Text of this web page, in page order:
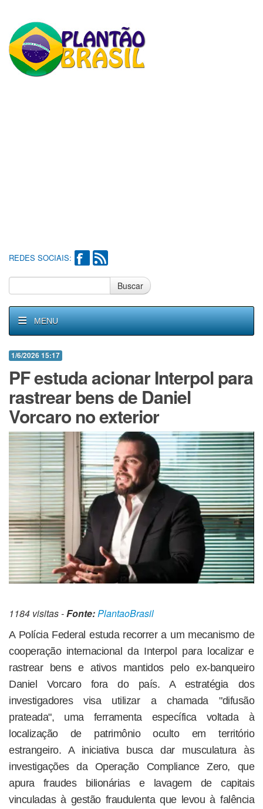
REDES SOCIAIS:
Buscar
MENU
1/6/2026 15:17
PF estuda acionar Interpol para
rastrear bens de Daniel
Vorcaro no exterior
1184 visitas -Fonte:PlantaoBrasil
A Polícia Federal estuda recorrer a um mecanismo de
cooperação internacional da Interpol para localizar e
rastrear bens e ativos mantidos pelo ex-banqueiro
Daniel Vorcaro fora do país. A estratégia dos
investigadores visa utilizar a chamada "difusão
prateada", uma ferramenta específica voltada à
localização de patrimônio oculto em território
estrangeiro. A iniciativa busca dar musculatura às
investigações da Operação Compliance Zero, que
apura fraudes bilionárias e lavagem de capitais
vinculadas à gestão fraudulenta que levou à falência